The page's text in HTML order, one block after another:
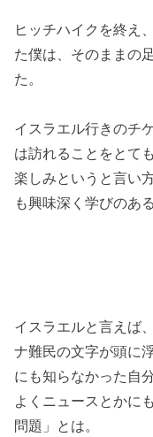
ヒッチハイクを終え
た僕は、そのままの
た。
イスラエル行きのチ
は訪れることをとて
楽しみというと言い
も興味深く学びのあ
イスラエルと言えば
ナ難民の文字が頭に
にも知らなかった自分
よくニュースとかに
問題」とは。